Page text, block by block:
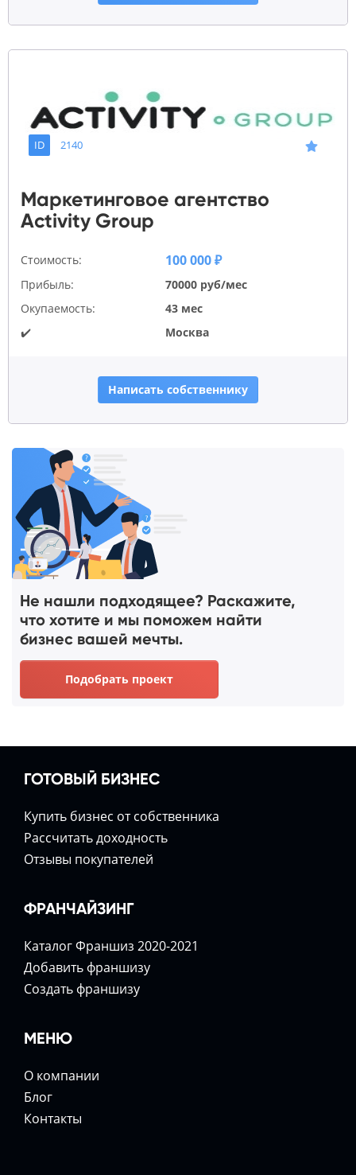
ID 2140
Маркетинговое агентство
Activity Group
Стоимость: 100 000 ₽
Прибыль:
70000 руб/мес
Окупаемость:
43 мес
✔️
Москва
Написать собственнику
Не нашли подходящее? Раскажите,
что хотите и мы поможем найти
бизнес вашей мечты.
Подобрать проект
ГОТОВЫЙ БИЗНЕС
Купить бизнес от собственника
Расcчитать доходность
Отзывы покупателей
ФРАНЧАЙЗИНГ
Каталог Франшиз 2020-2021
Добавить франшизу
Создать франшизу
МЕНЮ
О компании
Блог
Контакты